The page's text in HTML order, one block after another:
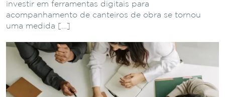
investir em ferramentas digitais para
acompanhamento de canteiros de obra se tornou
uma medida […]